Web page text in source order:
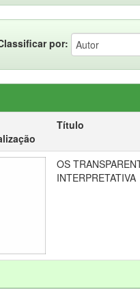
por:
Título
OS
INTERPRETATIVA